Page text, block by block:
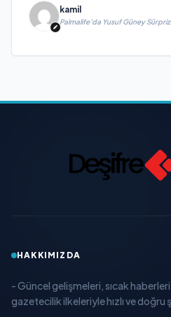
kamil
Palmalife’da Yusuf Güney Sürprizi
HAKKIMIZDA
- Güncel gelişmeleri, sıcak haberleri
gazetecilik ilkeleriyle hızlı ve doğru